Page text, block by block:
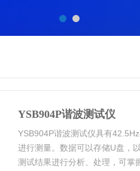
YSB904P谐波测试仪
YSB904P谐波测试仪具有
进行测量。数据可以存储U盘，
测试结果进行分析、处理，可掌